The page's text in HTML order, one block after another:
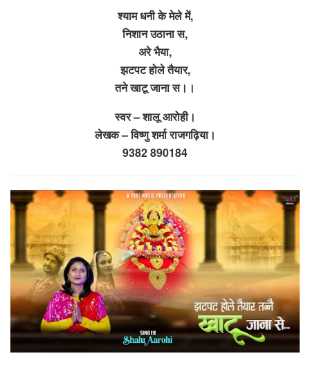
श्याम धनी के मेले में,
निशान उठाना स,
अरे भैया,
झटपट होले तैयार,
तने खाटू जाना स।।
स्वर – शालू आरोही।
लेखक – विष्णु शर्मा राजगढ़िया।
9382 890184